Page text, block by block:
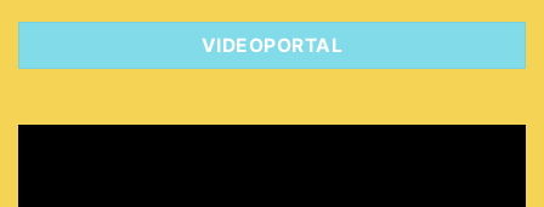
VIDEOPORTAL